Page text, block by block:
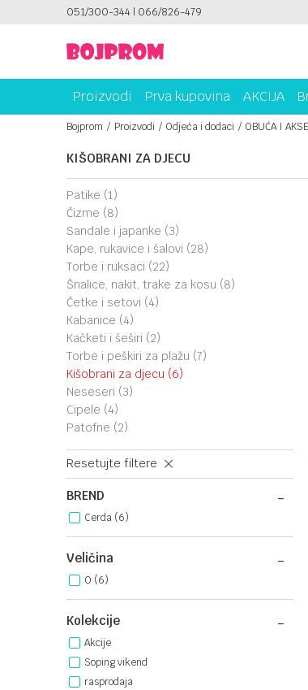
051/300-344 | 066/826-479PLATI UNICREDIT KARTICOM NA
Proizvodi Prva kupovina AKCIJA
Bojprom Proizvodi Odjeća i dodaci OBUĆA I
KIŠOBRANI ZA DJECU
patike (1)
čizme (8)
sandale i japanke (3)
kape, rukavice i šalovi (28)
torbe i ruksaci (22)
šnalice, nakit, trake za kosu (8)
četke i setovi (4)
kabanice (4)
kačketi i šeširi (2)
torbe i peškiri za plažu (7)
kišobrani za djecu (6)
neseseri (3)
cipele (4)
patofne (2)
Resetujte filtere
BREND
Cerda (6)
Veličina
0 (6)
Kolekcije
Akcije
Soping vikend
rasprodaja